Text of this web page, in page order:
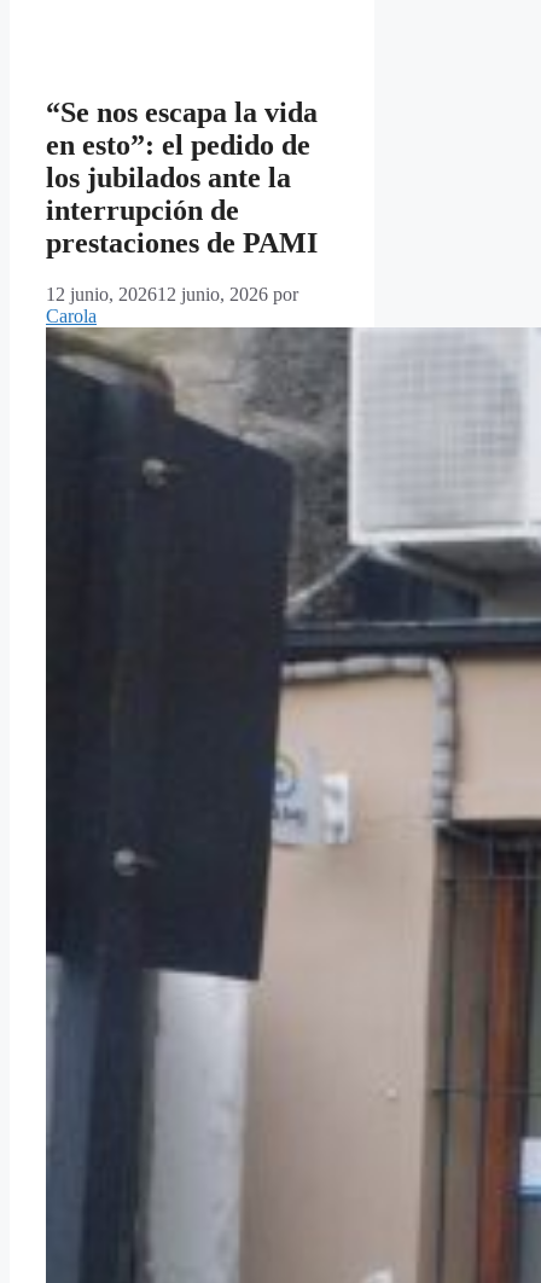
“Se nos escapa la vida
en esto”: el pedido de
los jubilados ante la
interrupción de
prestaciones de PAMI
12 junio, 202612 junio, 2026 por
Carola